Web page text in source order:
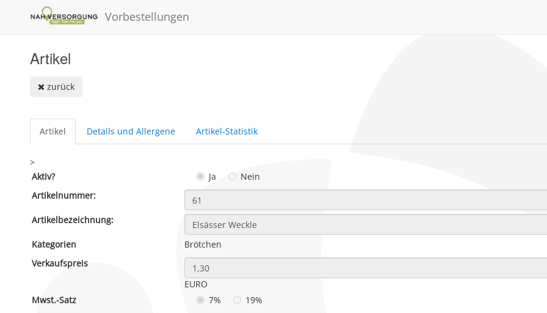
Vorbestellungen
Artikel
zurück
Artikel Details und Allergene Artikel-Statistik
>
Aktiv?
Ja
Nein
Artikelnummer:
Artikelbezeichnung:
Kategorien
Brötchen
Verkaufspreis
EURO
Mwst.-Satz
7% 19%